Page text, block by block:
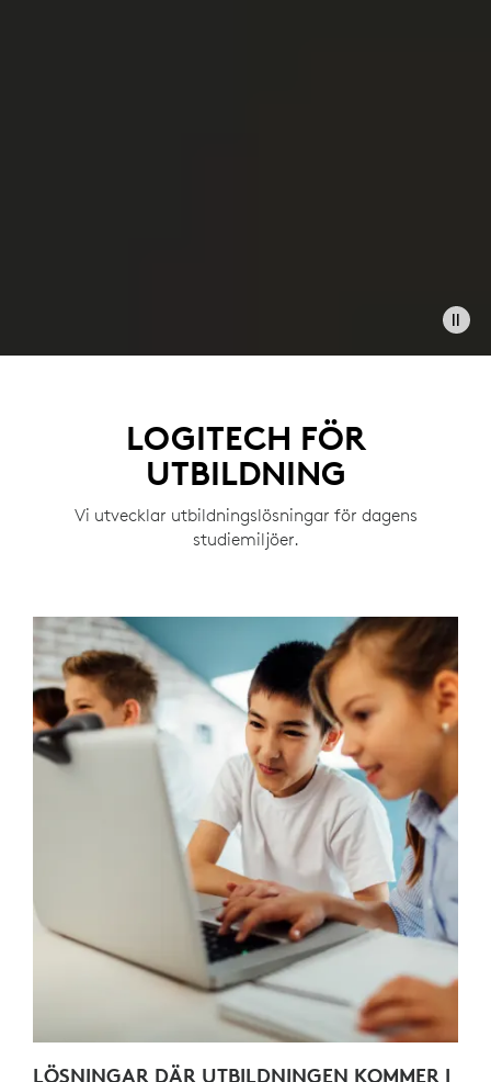
LOGITECH FÖR
UTBILDNING
Vi utvecklar utbildningslösningar för dagens
studiemiljöer.
LÖSNINGAR DÄR UTBILDNINGEN KOMMER I